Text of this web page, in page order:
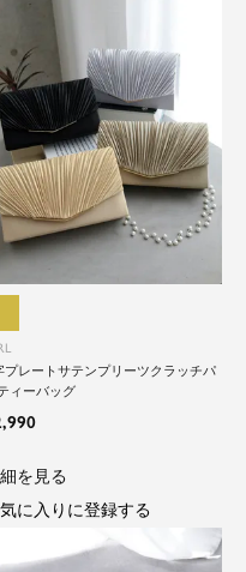
プレートサテンプリーツクラッチパ
ィーバッグ
を見る
に入りに登録する